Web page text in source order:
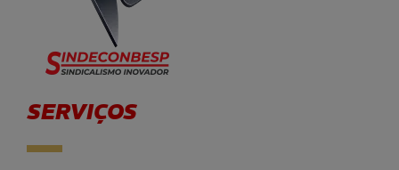
SERVIÇOS